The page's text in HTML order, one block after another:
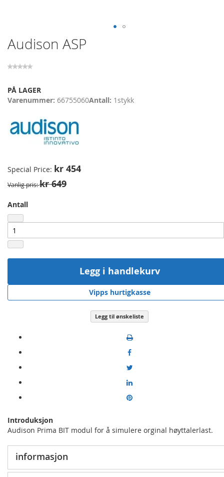
Skip
to
beginning
the
images
Audison ASP
PÅ LAGER
Varenummer 66755060Antall 1 stykk
Special Price kr 454
Vanlig pris kr 649
Antall
Legg i handlekurv
Vipps hurtigkasse
Legg til ønskeliste
Introduksjon
Audison Prima BIT modul for å simulere orginal høyttalerlast.
informasjon